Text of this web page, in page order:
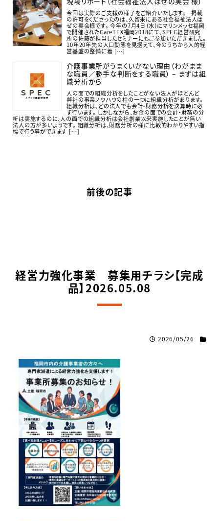
今回は実際のご支援の様子をご紹介いたします。 掲載
の許可をくださったのは、久留米にある社会福祉法人は
ぜの実会様です。 今年の7月4日（水）にマリンメッセ福岡
で開催されたCareTEX福岡2018にて、SPEC経営研究
所の佐藤が担当したセミナーにもご参加いただきました。
10年20年先の人口動態を見据えて、今のうちから人的経
営基盤の整備に着 […]
介護事業所がうまくいかない理由（わがまま
な職員／勝手な判断をする職員） – まずは組
織分析から
人の面での組織分析をしたことがない法人がほとんど
弊社の事業ノウハウの柱の一つに組織分析があります。
組織分析は、どの法人でも会計・財務分析を決算時に必
ず行います。 しかしながら、お金の面での会計・財務の分
析は実施するのに、人の面での組織分析は会社創業以来実施したことが無い
法人の方が多いようです。 組織分析は、財務分析の様に比較的わかりやすい指
標で行う事ができます […]
前後の記事
経営力強化事業 募集用チラシ【完成
品】2026.05.08
2026/05/26